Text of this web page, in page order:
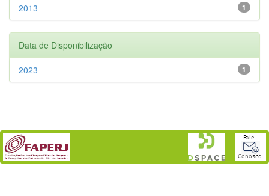
1
2013
Data de Disponibilização
1
2023